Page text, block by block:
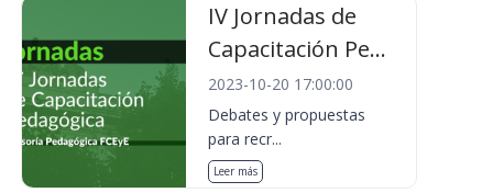
IV Jornadas de
Capacitación Pe...
2023-10-20 17:00:00
Debates y propuestas
para recr...
Leer más